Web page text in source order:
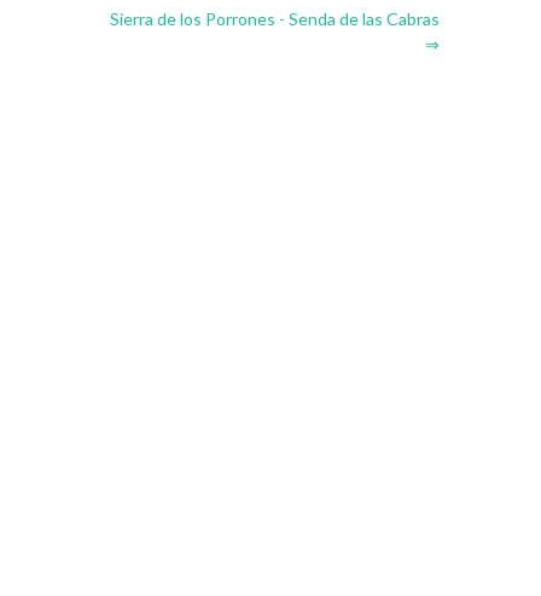
Sierra de los Porrones - Senda de las Cabras
⇒